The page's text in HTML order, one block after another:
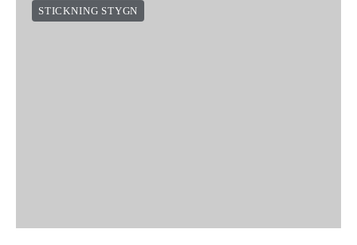
STICKNING STYGN